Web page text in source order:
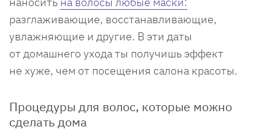
разглаживающие, восстанавливающие,
увлажняющие и другие. В эти даты
от домашнего ухода ты получишь эффект
не хуже, чем от посещения салона красоты.
Процедуры для волос, которые можно
сделать дома